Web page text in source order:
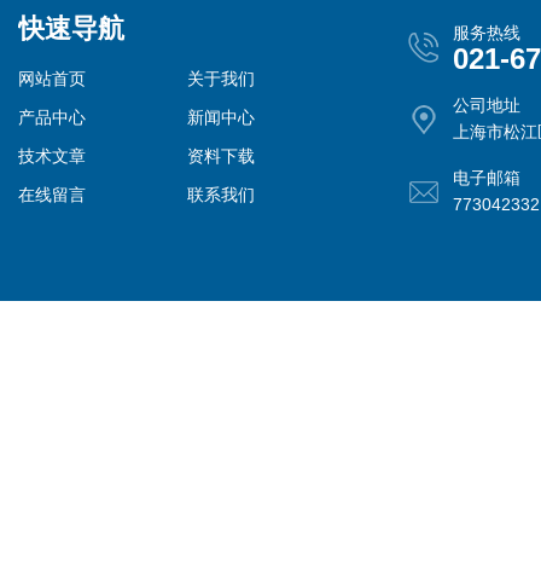
快速导航
网站首页
关于我们
产品中心
新闻中心
技术文章
资料下载
在线留言
联系我们
服务热线
021-
公司地址
上海市松
电子邮箱